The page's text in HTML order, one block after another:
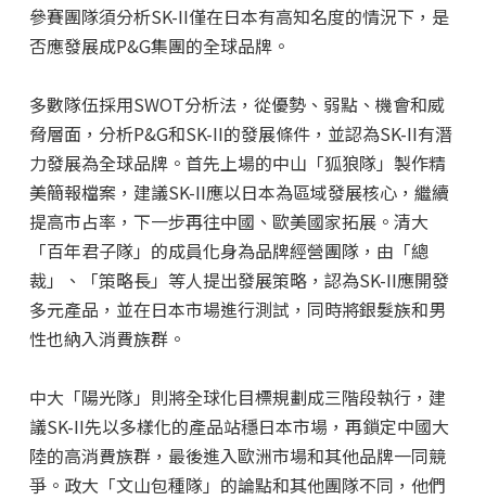
參賽團隊須分析SK-II僅在日本有高知名度的情況下，是
否應發展成P&G集團的全球品牌。
多數隊伍採用SWOT分析法，從優勢、弱點、機會和威
脅層面，分析P&G和SK-II的發展條件，並認為SK-II有潛
力發展為全球品牌。首先上場的中山「狐狼隊」製作精
美簡報檔案，建議SK-II應以日本為區域發展核心，繼續
提高市占率，下一步再往中國、歐美國家拓展。清大
「百年君子隊」的成員化身為品牌經營團隊，由「總
裁」、「策略長」等人提出發展策略，認為SK-II應開發
多元產品，並在日本市場進行測試，同時將銀髮族和男
性也納入消費族群。
中大「陽光隊」則將全球化目標規劃成三階段執行，建
議SK-II先以多樣化的產品站穩日本市場，再鎖定中國大
陸的高消費族群，最後進入歐洲市場和其他品牌一同競
爭。政大「文山包種隊」的論點和其他團隊不同，他們